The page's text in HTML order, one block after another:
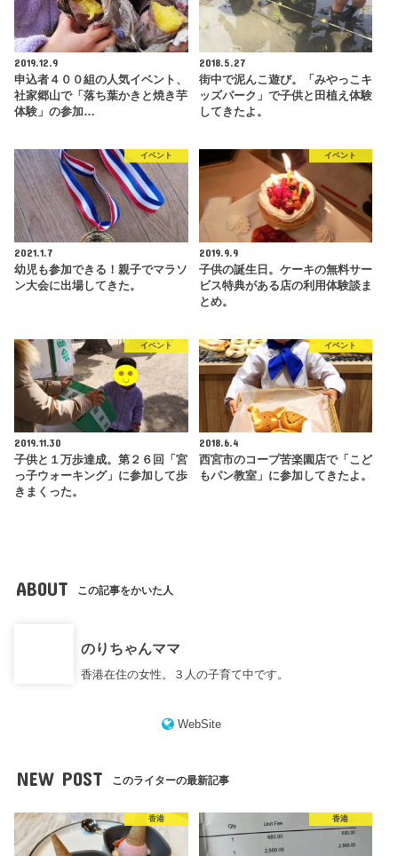
2019.12.9
申込者４００組の人気イベント、
社家郷山で「落ち葉かきと焼き芋
体験」の参加…
2018.5.27
街中で泥んこ遊び。「みやっこキ
ッズパーク」で子供と田植え体験
してきたよ。
イベント
2021.1.7
幼児も参加できる！親子でマラソ
ン大会に出場してきた。
イベント
2019.9.9
子供の誕生日。ケーキの無料サー
ビス特典がある店の利用体験談ま
とめ。
イベント
2019.11.30
子供と１万歩達成。第２６回「宮
っ子ウォーキング」に参加して歩
きまくった。
イベント
2018.6.4
西宮市のコープ苦楽園店で「こど
もパン教室」に参加してきたよ。
ABOUT この記事をかいた人
のりちゃんママ
香港在住の女性。３人の子育て中です。
WebSite
NEW POST このライターの最新記事
香港 香港